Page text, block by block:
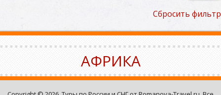
Сбросить фильтр
АФРИКА